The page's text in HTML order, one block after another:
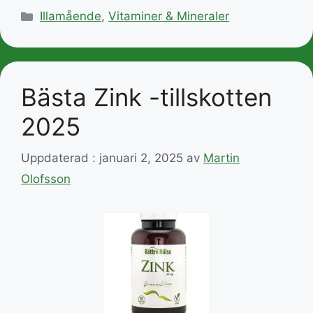
Kategorier
Illamående,Vitaminer & Mineraler
Bästa Zink -tillskotten
2025
Uppdaterad : januari 2, 2025 av Martin
Olofsson